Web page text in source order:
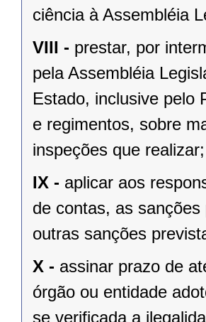
ciência à Assembléia
VIII - prestar, por
pela Assembléia
Estado, inclusive pelo
e regimentos, sobre
inspeções que realizar;
IX - aplicar aos
de contas, as
outras sanções
X - assinar prazo de
órgão ou entidade
se verificada a